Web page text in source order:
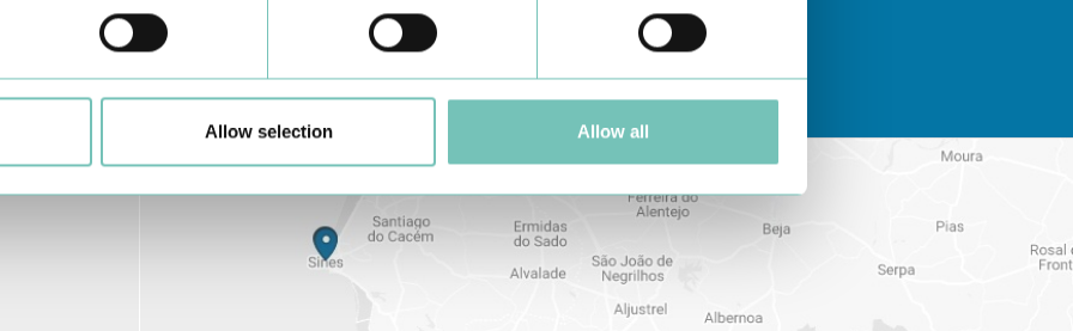
Allow selection Allow all